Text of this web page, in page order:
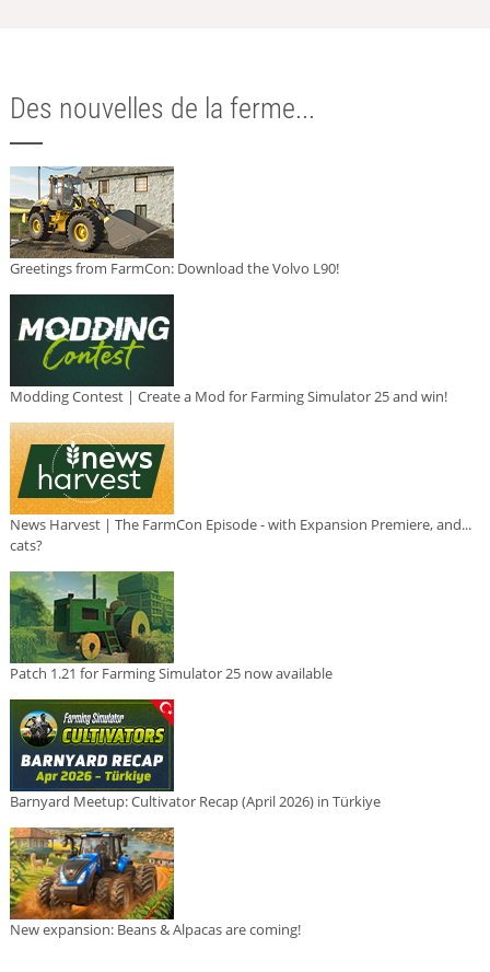
Des nouvelles de la ferme...
Greetings from FarmCon: Download the Volvo L90!
Modding Contest | Create a Mod for Farming Simulator 25 and win!
News Harvest | The FarmCon Episode - with Expansion Premiere, and...
cats?
Patch 1.21 for Farming Simulator 25 now available
Barnyard Meetup: Cultivator Recap (April 2026) in Türkiye
New expansion: Beans & Alpacas are coming!